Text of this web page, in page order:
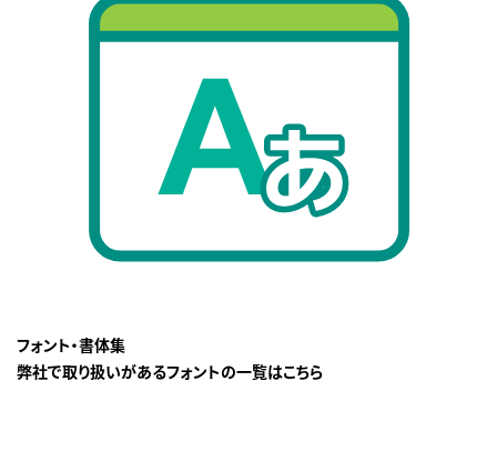
フォント・書体集
弊社で取り扱いがあるフォントの一覧はこちら